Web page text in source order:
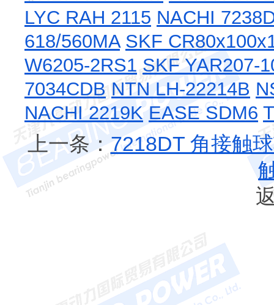
LYC RAH 2115 NACHI
618/560MA SKF
W6205-2RS1 SKF YAR207-
7034CDB NTN LH-22214B
NACHI 2219K EASE SDM6
上一条： 7218DT 角接触